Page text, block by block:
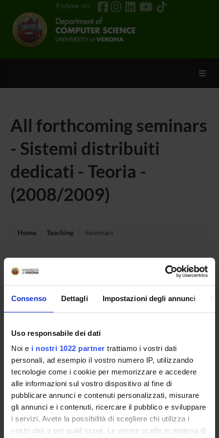
Consenso Dettagli Impostazioni degli annunci
Uso responsabile dei dati
Noi e i nostri 1022 partner trattiamo i vostri dati
personali, ad esempio il vostro numero IP, utilizzando
tecnologie come i cookie per memorizzare e accedere
alle informazioni sul vostro dispositivo al fine di
pubblicare annunci e contenuti personalizzati, misurare
gli annunci e i contenuti, ricercare il pubblico e sviluppare
i servizi. Avete la possibilità di scegliere chi utilizza i
vostri dati e per quali scopi. Le vostre scelte in materia di
Follow on
All forthcoming seminars
- Sistemi distribuiti
dedicati - Teoria -
(2008/2009)
Home Teaching Seminars
distribuiti dedicati.
COURSES
PHD PROGRAMMES AND POSTGRADUATE
TRAINING
Contacts
People
Places